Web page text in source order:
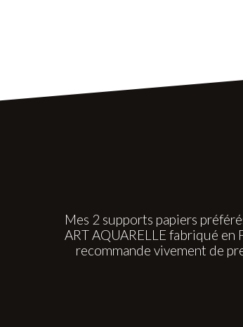
Mes 2 supports papiers
ART AQUARELLE fabriqué
recommande vivement de